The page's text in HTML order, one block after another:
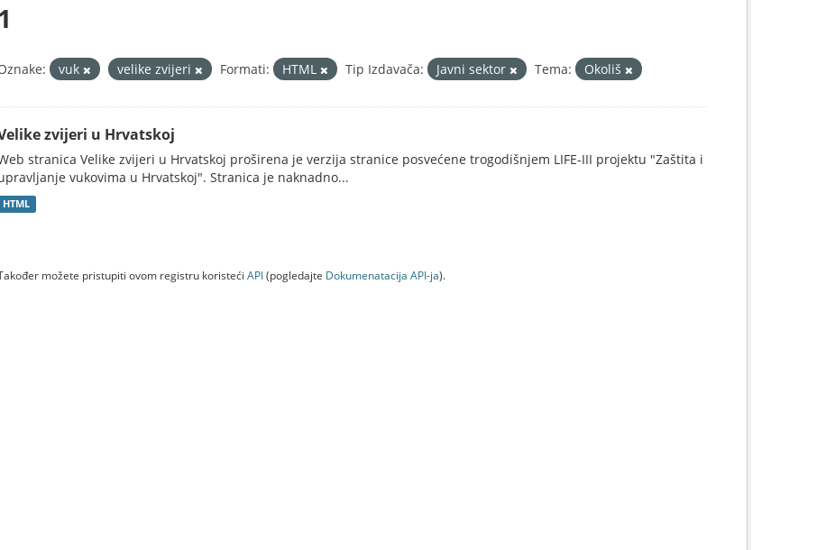
1
vuk velike zvijeri Formati: HTML Tip Izdavača: Javni sektor Tema: Okoliš
zvijeri u Hrvatskoj
stranica Velike zvijeri u Hrvatskoj proširena je verzija stranice posvećene trogodišnjem LIFE-III projektu "Zaštita i
vukovima u Hrvatskoj". Stranica je naknadno...
HTML
možete pristupiti ovom registru koristeći API(pogledajte Dokumenаtаcijа API-jа).